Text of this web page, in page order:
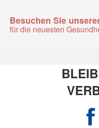
Besuchen Sie
für die neuesten